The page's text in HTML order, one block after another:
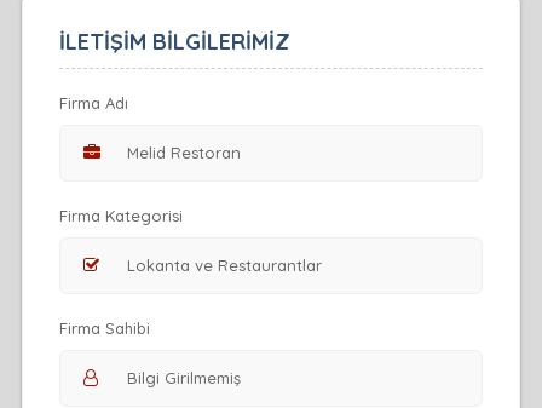
İLETİŞİM BİLGİLERİMİZ
Firma Adı
Firma Kategorisi
Firma Sahibi